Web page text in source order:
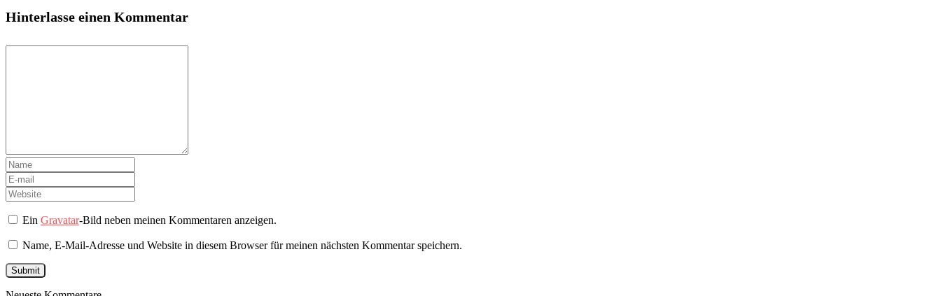
Hinterlasse einen Kommentar
EinGravatar-Bild neben meinen Kommentaren anzeigen.
Name, E-Mail-Adresse und Website in diesem Browser für meinen nächsten Kommentar speichern.